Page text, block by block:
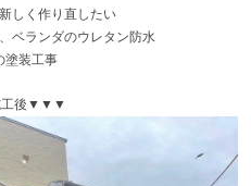
しく作り直したい
ベランダのウレタン防水
塗装工事
後▼▼▼